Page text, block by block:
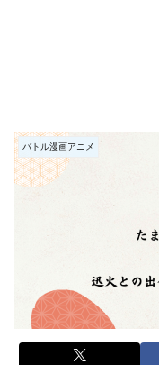
バトル漫画アニメ